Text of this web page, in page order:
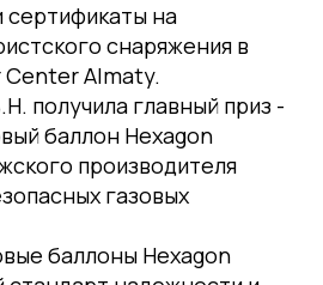
сертификаты на
снаряжения в
Center Almaty.
получила главный приз -
баллон Hexagon
производителя
газовых
баллоны Hexagon